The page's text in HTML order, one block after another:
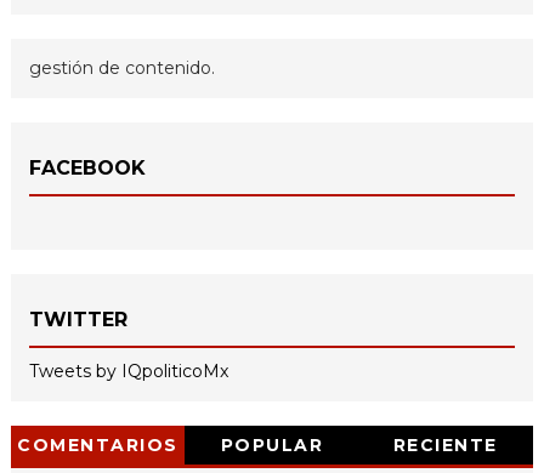
gestión de contenido.
FACEBOOK
TWITTER
Tweets by IQpoliticoMx
COMENTARIOS POPULAR RECIENTE